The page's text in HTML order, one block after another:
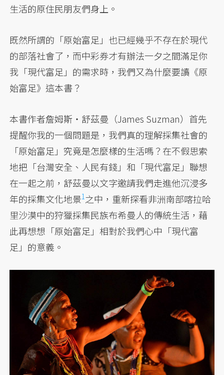
生活的原住民朋友們身上。
既然所謂的「原始富足」也已經幾乎不存在於現代
的部落社會了，而中彩券才有辦法一夕之間滿足你
我「現代富足」的需求時，我們又為什麼要讀《原
始富足》這本書？
本書作者詹姆斯・舒茲曼（James Suzman）首先
提醒你我的一個問題是，我們真的理解採集社會的
「原始富足」究竟是怎麼樣的生活嗎？在不假思索
地把「台灣安全、人民有錢」和「現代富足」聯想
在一起之前，舒茲曼以文字邀請我們走進他沉浸多
年的採集文化地景1之中，重新探看非洲南部喀拉哈
里沙漠中的狩獵採集民族布希曼人的傳統生活，藉
此再想想「原始富足」相對於我們心中「現代富
足」的意義。